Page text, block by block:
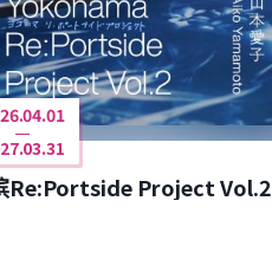
Re:Portside Project Vol.2